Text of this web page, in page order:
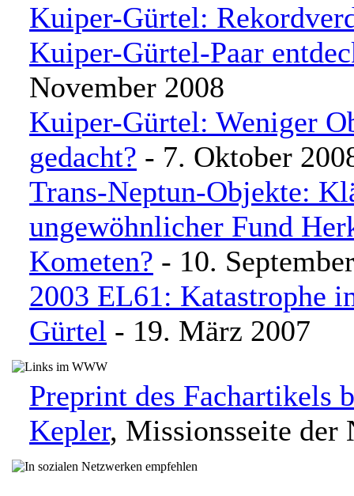
Kuiper-Gürtel:
Kuiper-Gürtel-Paar
November 2008
Kuiper-Gürtel: Weniger
gedacht? - 7. Oktober
Trans-Neptun-Objekte:
ungewöhnlicher Fund
Kometen? - 10.
2003 EL61: Katastrophe
Gürtel - 19. März 2007
Preprint des Fachartikels
Kepler, Missionsseite der